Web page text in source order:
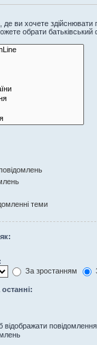
ви хочете здійснювати
обрати батьківський
теми
За зростанням
повідомлення